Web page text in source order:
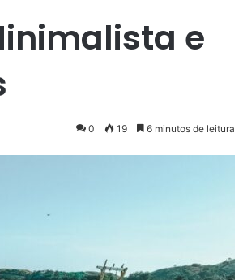
e
0 19 6 minutos de leitura